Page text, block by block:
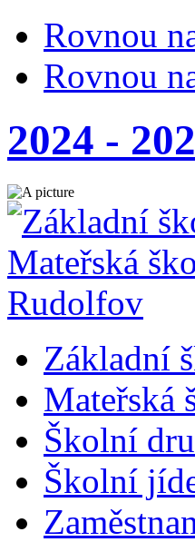
Rovnou
Rovnou
2024 -
Základní
Mateřská
Školní
Školní